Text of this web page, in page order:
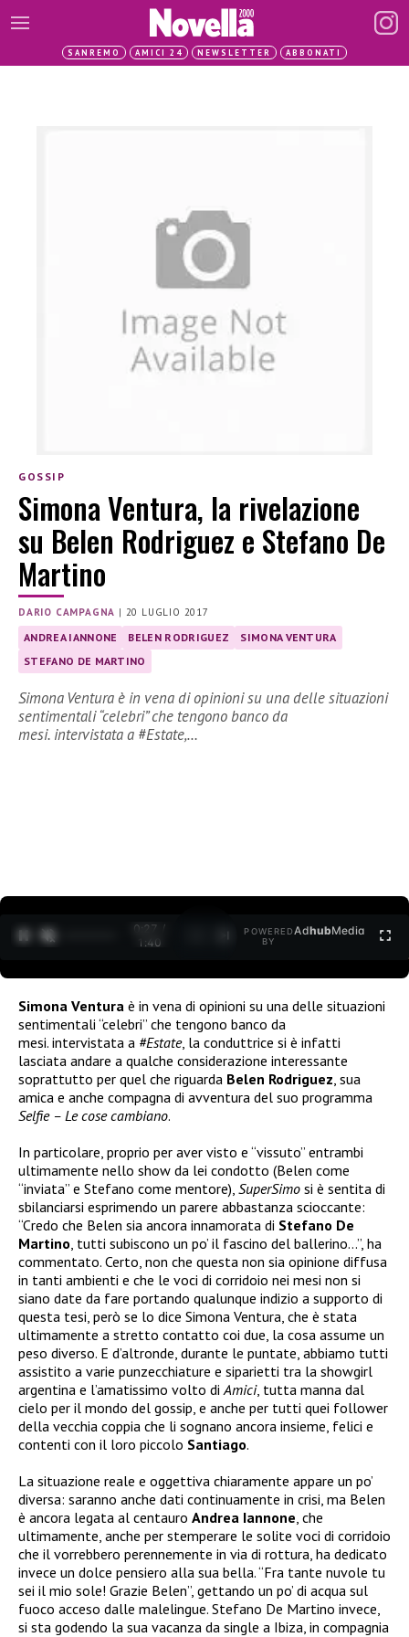
SANREMO AMICI 24 NEWSLETTER ABBONATI
GOSSIP
Simona Ventura, la rivelazione
su Belen Rodriguez e Stefano De
Martino
DARIO CAMPAGNA | 20 LUGLIO 2017
ANDREA IANNONE BELEN RODRIGUEZ
SIMONA VENTURA
STEFANO DE MARTINO
Simona Ventura è in vena di opinioni su una delle situazioni
sentimentali “celebri” che tengono banco da
mesi. intervistata a #Estate,…
0:27 /
1:40
POWERED
BY
AdhubMedia
Simona Ventura è in vena di opinioni su una delle situazioni
sentimentali “celebri” che tengono banco da
mesi. intervistata a #Estate, la conduttrice si è infatti
lasciata andare a qualche considerazione interessante
soprattutto per quel che riguarda Belen Rodriguez , sua
amica e anche compagna di avventura del suo programma
Selfie – Le cose cambiano.
In particolare, proprio per aver visto e “vissuto” entrambi
ultimamente nello show da lei condotto (Belen come
“inviata” e Stefano come mentore), SuperSimo si è sentita di
sbilanciarsi esprimendo un parere abbastanza scioccante:
“Credo che Belen sia ancora innamorata di Stefano De
Martino , tutti subiscono un po’ il fascino del ballerino…”, ha
commentato. Certo, non che questa non sia opinione diffusa
in tanti ambienti e che le voci di corridoio nei mesi non si
siano date da fare portando qualunque indizio a supporto di
questa tesi, però se lo dice Simona Ventura, che è stata
ultimamente a stretto contatto coi due, la cosa assume un
peso diverso. E d’altronde, durante le puntate, abbiamo tutti
assistito a varie punzecchiature e siparietti tra la showgirl
argentina e l’amatissimo volto di Amici, tutta manna dal
cielo per il mondo del gossip, e anche per tutti quei follower
della vecchia coppia che li sognano ancora insieme, felici e
contenti con il loro piccolo Santiago.
La situazione reale e oggettiva chiaramente appare un po’
diversa: saranno anche dati continuamente in crisi, ma Belen
è ancora legata al centauro Andrea Iannone , che
ultimamente, anche per stemperare le solite voci di corridoio
che il vorrebbero perennemente in via di rottura, ha dedicato
invece un dolce pensiero alla sua bella. “Fra tante nuvole tu
sei il mio sole! Grazie Belen”, gettando un po’ di acqua sul
fuoco acceso dalle malelingue. Stefano De Martino invece,
si sta godendo la sua vacanza da single a Ibiza, in compagnia